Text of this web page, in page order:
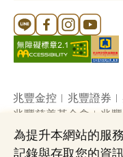
Line 官方帳號
FB 官方帳號
Instagram 官
YouTube
兆豐金控 兆豐證券
兆豐慈善基金會
兆
為提升本網站的服
記錄與存取您的資